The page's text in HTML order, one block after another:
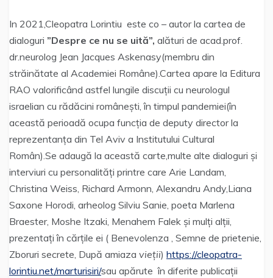
In 2021,Cleopatra Lorintiu este co – autor la cartea de
dialoguri ”Despre ce nu se uită”, alături de acad.prof.
dr.neurolog Jean Jacques Askenasy(membru din
străinătate al Academiei Române).Cartea apare la Editura
RAO valorificând astfel lungile discuții cu neurologul
israelian cu rădăcini românești, în timpul pandemiei(în
această perioadă ocupa funcția de deputy director la
reprezentanța din Tel Aviv a Institutului Cultural
Român).Se adaugă la această carte,multe alte dialoguri și
interviuri cu personalități printre care Arie Landam,
Christina Weiss, Richard Armonn, Alexandru Andy,Liana
Saxone Horodi, arheolog Silviu Sanie, poeta Marlena
Braester, Moshe Itzaki, Menahem Falek și mulți alții,
prezentați în cărțile ei ( Benevolenza , Semne de prietenie,
Zboruri secrete, După amiaza vieții) https://cleopatra-
lorintiu.net/marturisiri/sau apărute în diferite publicații